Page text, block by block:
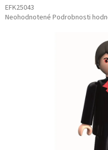
EFK25043
Priemerné
Neohodnotené Podrobnosti